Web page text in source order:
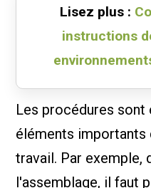
Lisez plus :
instructions
Les procédures sont
éléments
travail. Par exemple,
l'assemblage, il faut